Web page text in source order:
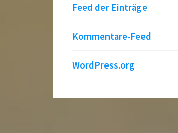
Feed der Einträge
Kommentare-Feed
WordPress.org